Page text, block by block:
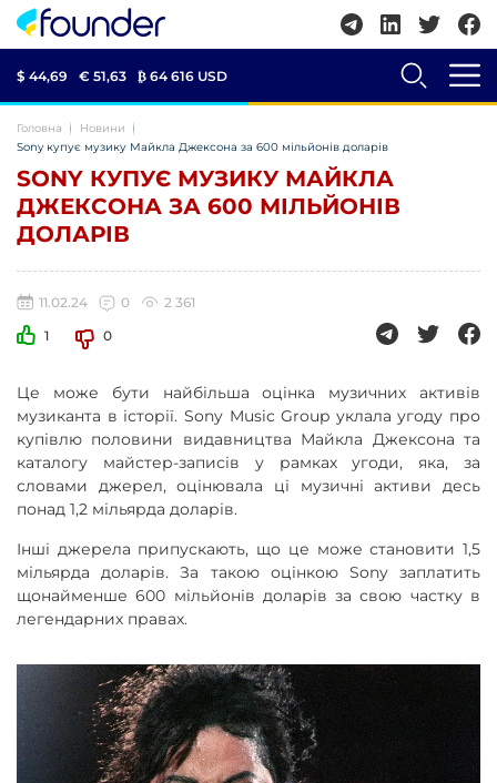
$ 44,69 € 51,63 ₿ 64 616 USD
Головна
Новини
Sony купує музику Майкла Джексона за 600 мільйонів доларів
SONY КУПУЄ МУЗИКУ МАЙКЛА
ДЖЕКСОНА ЗА 600 МІЛЬЙОНІВ
ДОЛАРІВ
11.02.24 0
2 361
1
0
Це може бути найбільша оцінка музичних активів
музиканта в історії. Sony Music Group уклала угоду про
купівлю половини видавництва Майкла Джексона та
каталогу майстер-записів у рамках угоди, яка, за
словами джерел, оцінювала ці музичні активи десь
понад 1,2 мільярда доларів.
Інші джерела припускають, що це може становити 1,5
мільярда доларів. За такою оцінкою Sony заплатить
щонайменше 600 мільйонів доларів за свою частку в
легендарних правах.